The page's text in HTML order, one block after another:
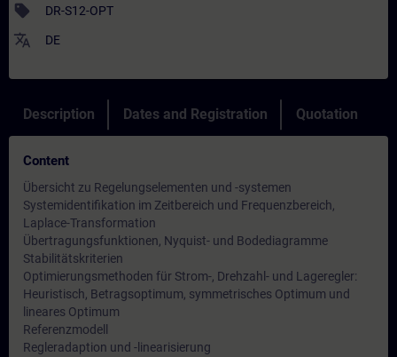
sell DR-S12-OPT
translate DE
Description Dates and Registration Quotation
Content
Übersicht zu Regelungselementen und -systemen
Systemidentifikation im Zeitbereich und Frequenzbereich,
Laplace-Transformation
Übertragungsfunktionen, Nyquist- und Bodediagramme
Stabilitätskriterien
Optimierungsmethoden für Strom-, Drehzahl- und Lageregler:
Heuristisch, Betragsoptimum, symmetrisches Optimum und
lineares Optimum
Referenzmodell
Regleradaption und -linearisierung